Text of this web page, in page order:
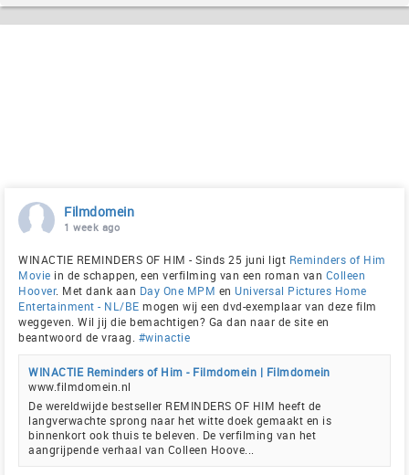
Filmdomein
1 week ago
WINACTIE REMINDERS OF HIM - Sinds 25 juni ligt Reminders of Him
Movie in de schappen, een verfilming van een roman van Colleen
Hoover. Met dank aan Day One MPM en Universal Pictures Home
Entertainment - NL/BE mogen wij een dvd-exemplaar van deze film
weggeven. Wil jij die bemachtigen? Ga dan naar de site en
beantwoord de vraag. #winactie
WINACTIE Reminders of Him - Filmdomein | Filmdomein
www.filmdomein.nl
De wereldwijde bestseller REMINDERS OF HIM heeft de
langverwachte sprong naar het witte doek gemaakt en is
binnenkort ook thuis te beleven. De verfilming van het
aangrijpende verhaal van Colleen Hoove...